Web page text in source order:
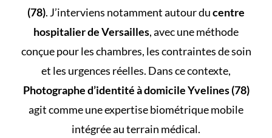
(78). J’interviens notamment autour ducentre
hospitalier de Versailles, avec une méthode
conçue pour les chambres, les contraintes de soin
et les urgences réelles. Dans ce contexte,
Photographe d’identité à domicile Yvelines (78)
agit comme uneexpertise biométrique mobile
intégrée au terrain médical.